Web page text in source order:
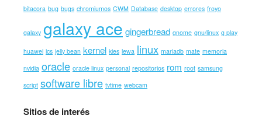
bitacora bug bugs chromiumos CWM Database desktop errores froyo
galaxy galaxy ace gingerbread gnome gnu/linux g play
huawei ics jelly bean kernel kies lewa linux mariadb mate memoria
nvidia oracle oracle linux personal repositorios rom root samsung
script software libre tvtime webcam
Sitios de interés